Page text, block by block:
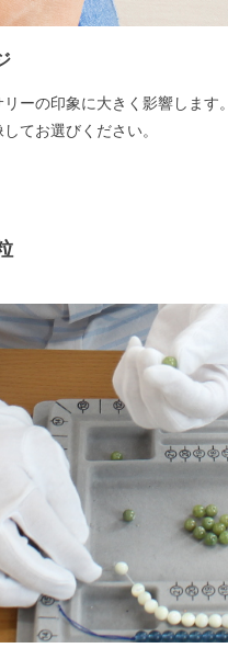
ーの印象に大きく影響します。
てお選びください。